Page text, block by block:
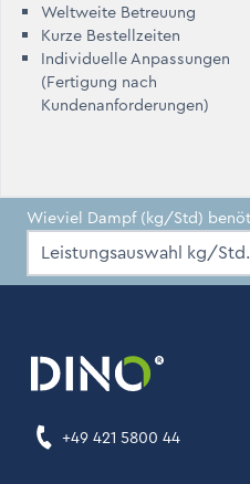
Weltweite Betreuung
Kurze Bestellzeiten
Individuelle Anpassungen
(Fertigung nach
Kundenanforderungen)
Wieviel Dampf (kg/Std)
+49 421 5800 44